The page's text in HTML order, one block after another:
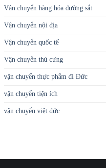
Vận chuyển hàng hóa đường sắt
Vận chuyển nội địa
Vận chuyển quốc tế
Vận chuyển thú cưng
vận chuyển thực phẩm đi Đức
vận chuyển tiện ích
vận chuyển việt đức